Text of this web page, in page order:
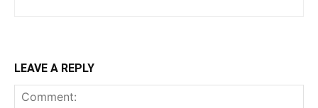
LEAVE A REPLY